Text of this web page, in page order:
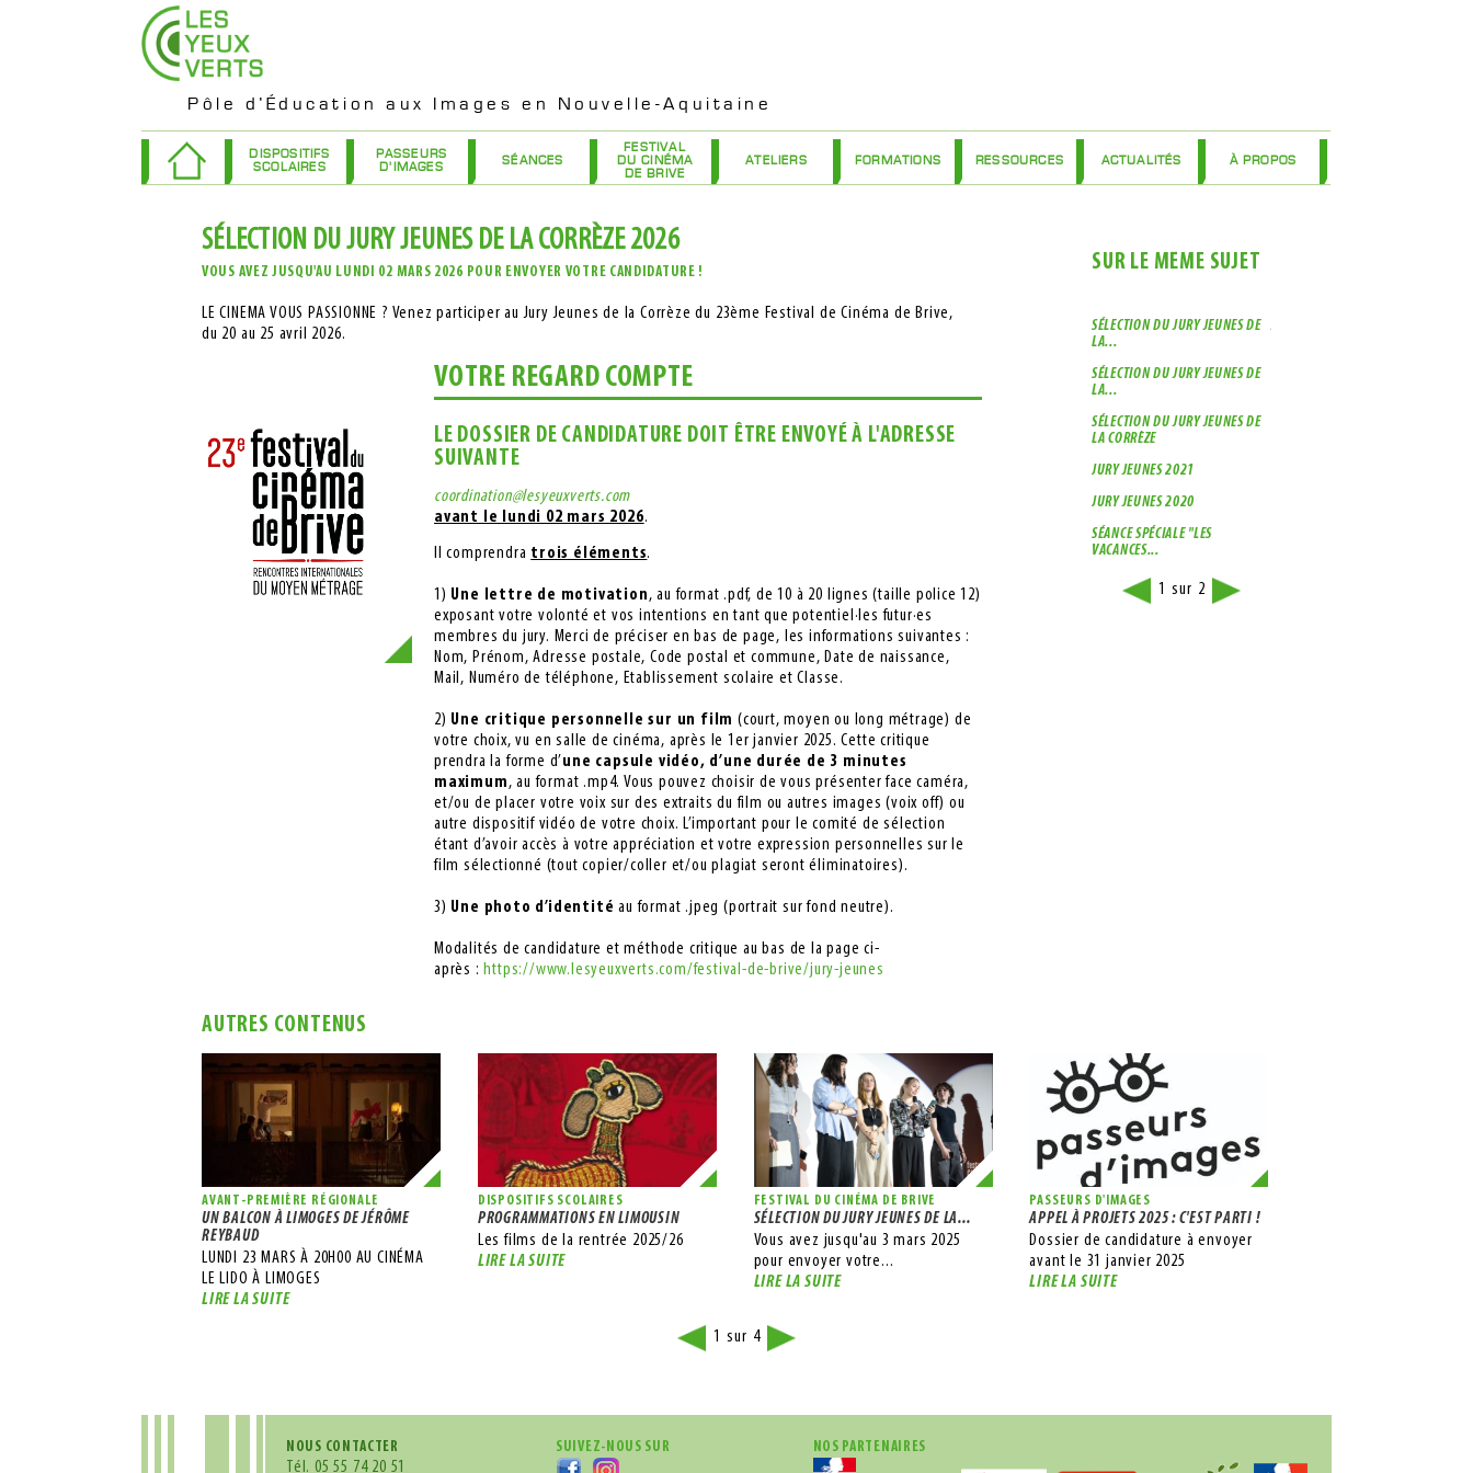
Pôle d’Éducation aux Images en Nouvelle-Aquitaine
DISPOSITIFS
SCOLAIRES
PASSEURS
D'IMAGES
SÉANCES
FESTIVAL
DU CINÉMA
DE BRIVE
ATELIERS FORMATIONS RESSOURCES ACTUALITÉS À PROPOS
SÉLECTION DU JURY JEUNES DE LA CORRÈZE 2026
VOUS AVEZ JUSQU'AU LUNDI 02 MARS 2026 POUR ENVOYER VOTRE CANDIDATURE !
LE CINEMA VOUS PASSIONNE ? Venez participer au Jury Jeunes de la Corrèze du 23ème Festival de Cinéma de Brive,
du 20 au 25 avril 2026.
VOTRE REGARD COMPTE
LE DOSSIER DE CANDIDATURE DOIT ÊTRE ENVOYÉ À L'ADRESSE
SUIVANTE
coordination@lesyeuxverts.com
avant le lundi 02 mars 2026.
Il comprendra trois éléments.
1) Une lettre de motivation, au format .pdf, de 10 à 20 lignes (taille police 12)
exposant votre volonté et vos intentions en tant que potentiel·les futur·es
membres du jury. Merci de préciser en bas de page, les informations suivantes :
Nom, Prénom, Adresse postale, Code postal et commune, Date de naissance,
Mail, Numéro de téléphone, Etablissement scolaire et Classe.
2) Une critique personnelle sur un film (court, moyen ou long métrage) de
votre choix, vu en salle de cinéma, après le 1er janvier 2025. Cette critique
prendra la forme d’une capsule vidéo, d’une durée de 3 minutes
maximum, au format .mp4. Vous pouvez choisir de vous présenter face caméra,
et/ou de placer votre voix sur des extraits du film ou autres images (voix off) ou
autre dispositif vidéo de votre choix. L’important pour le comité de sélection
étant d’avoir accès à votre appréciation et votre expression personnelles sur le
film sélectionné (tout copier/coller et/ou plagiat seront éliminatoires).
3) Une photo d’identité au format .jpeg (portrait sur fond neutre).
Modalités de candidature et méthode critique au bas de la page ci-
après : https://www.lesyeuxverts.com/festival-de-brive/jury-jeunes
SUR LE MÊME SUJET
SÉLECTION DU JURY JEUNES DE
LA...
SÉLECTION DU JURY JEUNES DE
LA...
SÉLECTION DU JURY JEUNES DE
LA CORRÈZE
JURY JEUNES 2021
JURY JEUNES 2020
SÉANCE SPÉCIALE "LES
VACANCES...
1 sur 2
AUTRES CONTENUS
AVANT-PREMIÈRE RÉGIONALE
UN BALCON À LIMOGES DE JÉRÔME
REYBAUD
LUNDI 23 MARS À 20H00 AU CINÉMA
LE LIDO À LIMOGES
LIRE LA SUITE
DISPOSITIFS SCOLAIRES
PROGRAMMATIONS EN LIMOUSIN
Les films de la rentrée 2025/26
LIRE LA SUITE
FESTIVAL DU CINÉMA DE BRIVE
SÉLECTION DU JURY JEUNES DE LA...
Vous avez jusqu'au 3 mars 2025
pour envoyer votre...
LIRE LA SUITE
PASSEURS D'IMAGES
APPEL À PROJETS 2025 : C'EST PARTI !
Dossier de candidature à envoyer
avant le 31 janvier 2025
LIRE LA SUITE
1 sur 4
NOUS CONTACTER
Tél. 05 55 74 20 51
SUIVEZ-NOUS SUR NOS PARTENAIRES